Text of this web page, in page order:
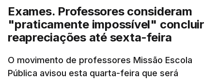
304 alunos tinham apresentado candidatura, muito
abaixo dos 10 mil que o tinham feito no primeiro dia
do concurso do ano passado.
Pela primeira vez este ano, quase 300 mil exames
nacionais do ensino secundário foram avaliados
Exames. Professores consideram
"praticamente impossível" concluir
reapreciações até sexta-feira
O movimento de professores Missão Escola
Pública avisou esta quarta-feira que será